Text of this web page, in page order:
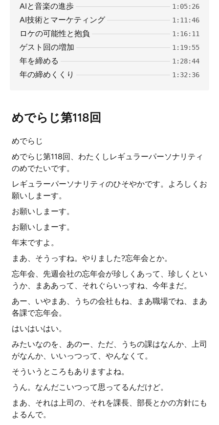
AIと音楽の進歩 1:05:26
AI技術とマーケティング 1:11:46
ロケの可能性と抱負 1:16:11
ゲスト回の増加 1:19:55
年を締める 1:28:44
年の締めくくり 1:32:36
めでらじ第118回
めでらじ
めでらじ第118回、わたくしレギュラーパーソナリティ
のめでたいです。
レギュラーパーソナリティのひそやかです。よろしくお
願いしまーす。
お願いしまーす。
お願いしまーす。
年末ですよ。
まあ、そうっすね。やりました?忘年会とか。
忘年会、先週会社の忘年会が珍しくあって、珍しくとい
うか、まああって、それぐらいっすね、今年まだ。
あー、いやまあ、うちの会社もね、まあ職場でね、まあ
各課で忘年会。
はいはいはい。
みたいなのを、あのー、ただ、うちの課はなんか、上司
がなんか、いいっつって、やんなくて。
そういうところもありますよね。
うん。なんだこいつって思ってるんだけど。
まあ、それは上司の、それを課長、部長とかの方針にも
よるんで。